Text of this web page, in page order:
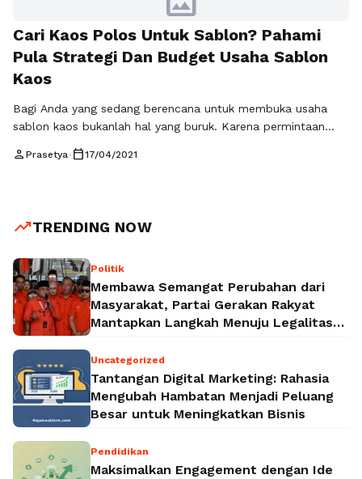
polos juga semakin banyak yang melirik, akibat dari
banyaknya permintaan kaos dari jasa …Read more
Cari Kaos Polos Untuk Sablon? Pahami
Pula Strategi Dan Budget Usaha Sablon
Kaos
Bagi Anda yang sedang berencana untuk membuka usaha
sablon kaos bukanlah hal yang buruk. Karena permintaan
Untuk bahan utama dari sablon kaos adalah kaos polos
person Prasetya• calendar_today17/04/2021
trending_upTRENDING NOW
Politik
Membawa Semangat Perubahan dari
Masyarakat, Partai Gerakan Rakyat
Mantapkan Langkah Menuju Legalitas
Uncategorized
Tantangan Digital Marketing: Rahasia
Mengubah Hambatan Menjadi Peluang
Besar untuk Meningkatkan Bisnis
Pendidikan
Maksimalkan Engagement dengan Ide